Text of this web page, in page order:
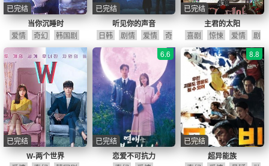
当你沉睡时
已完结
爱情 奇幻 韩国剧
听见你的声音
已完结
日韩 剧情 爱情
奇
幻
日韩剧
主君的太阳
已完结
喜剧 惊悚 爱情
剧
情
奇幻 韩国剧
W-两个世界
已完结
恋爱不可抗力
6.6
已完结
超异能族
8.8
已完结